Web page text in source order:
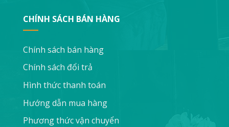
CHÍNH SÁCH BÁN HÀNG
Chính sách bán hàng
Chính sách đổi trả
Hình thức thanh toán
Hướng dẫn mua hàng
Phương thức vận chuyển